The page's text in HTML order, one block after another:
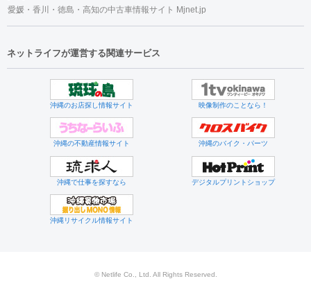
愛媛・香川・徳島・高知の中古車情報サイト Mjnet.jp
ネットライフが運営する関連サービス
沖縄のお店探し情報サイト 映像制作のことなら！
沖縄の不動産情報サイト 沖縄のバイク・パーツ
沖縄で仕事を探すなら デジタルプリントショップ
沖縄リサイクル情報サイト
© Netlife Co., Ltd. All Rights Reserved.